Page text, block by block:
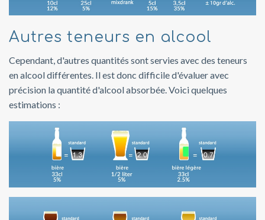
Autres teneurs en alcool
Cependant, d'autres quantités sont servies avec des teneurs
en alcool différentes. Il est donc difficile d'évaluer avec
précision la quantité d'alcool absorbée. Voici quelques
estimations :